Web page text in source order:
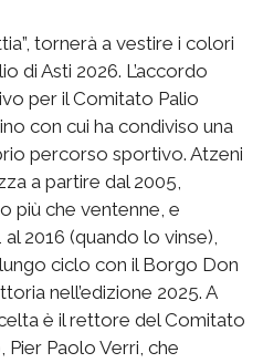
tornerà a vestire i colori
di Asti 2026. L’accordo
per il Comitato Palio
con cui ha condiviso una
percorso sportivo. Atzeni
a partire dal 2005,
più che ventenne, e
2016 (quando lo vinse),
ciclo con il Borgo Don
nell’edizione 2025. A
è il rettore del Comitato
Paolo Verri, che